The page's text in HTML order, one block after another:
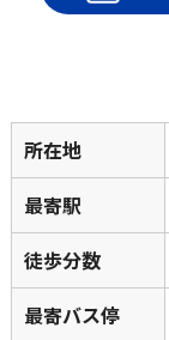
所在地
最寄駅
徒歩分数
最寄バス停